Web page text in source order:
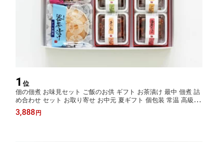
1 位
佃の佃煮 お味見セット ご飯のお供 ギフト お茶漬け 最中 佃煮 詰
め合わせ セット お取り寄せ お中元 夏ギフト 個包装 常温 高級 プ
レゼント 無添加 金沢 お茶漬けの素 器 内祝い 贈り物 お父さん 誕
生日プレゼント 子供 ヒルナンデス 器茶漬け
3,888 円